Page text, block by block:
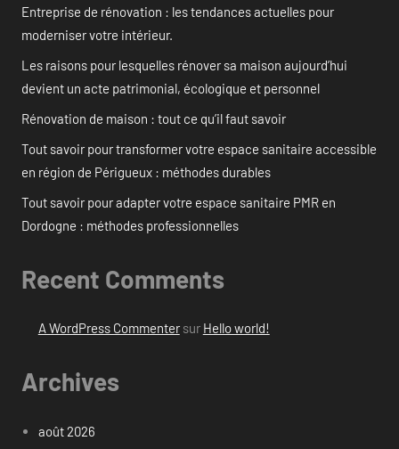
Entreprise de rénovation : les tendances actuelles pour
moderniser votre intérieur.
Les raisons pour lesquelles rénover sa maison aujourd’hui
devient un acte patrimonial, écologique et personnel
Rénovation de maison : tout ce qu’il faut savoir
Tout savoir pour transformer votre espace sanitaire accessible
en région de Périgueux : méthodes durables
Tout savoir pour adapter votre espace sanitaire PMR en
Dordogne : méthodes professionnelles
Recent Comments
A WordPress Commentersur Hello world!
Archives
août 2026